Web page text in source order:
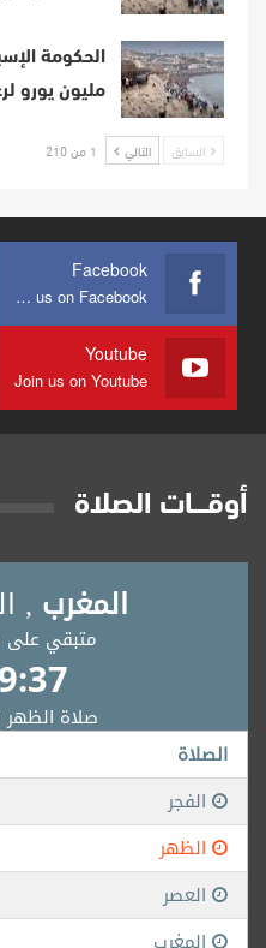
مليون يورو
السابق التالي 1 من 210
Facebook
Join us on Facebook
Youtube
Join us on Youtube
أوقــــات الصلاة